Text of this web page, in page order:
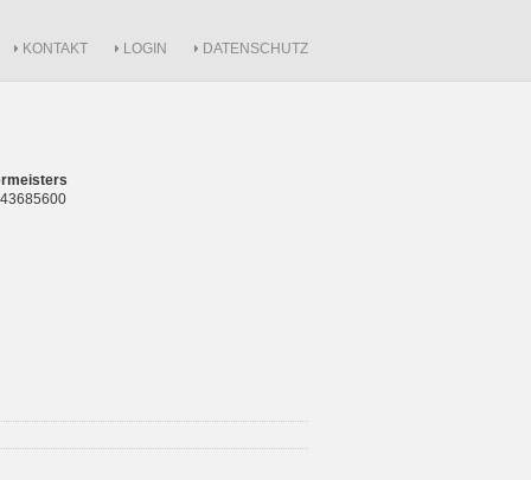
KONTAKT LOGIN DATENSCHUTZ